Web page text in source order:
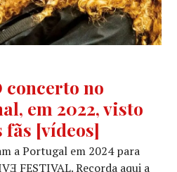
concerto no
em 2022, visto
fãs [vídeos]
a Portugal em 2024 para
FESTIVAL. Recorda aqui a